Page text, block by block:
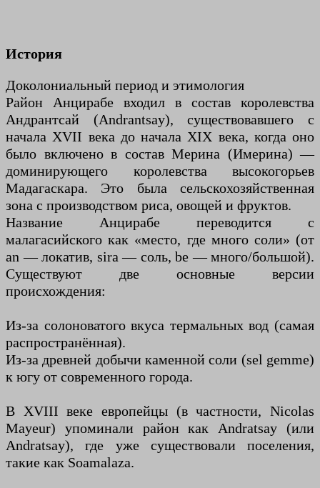
История
Доколониальный период и этимология
Район Анцирабе входил в состав королевства
Андрантсай (Andrantsay), существовавшего с
начала XVII века до начала XIX века, когда оно
было включено в состав Мерина (Имерина) —
доминирующего королевства высокогорьев
Мадагаскара. Это была сельскохозяйственная
зона с производством риса, овощей и фруктов.
Название Анцирабе переводится с
малагасийского как «место, где много соли» (от
an — локатив, sira — соль, be — много/большой).
Существуют две основные версии
происхождения:
Из-за солоноватого вкуса термальных вод (самая
распространённая).
Из-за древней добычи каменной соли (sel gemme)
к югу от современного города.
В XVIII веке европейцы (в частности, Nicolas
Mayeur) упоминали район как Andratsay (или
Andratsay), где уже существовали поселения,
такие как Soamalaza.